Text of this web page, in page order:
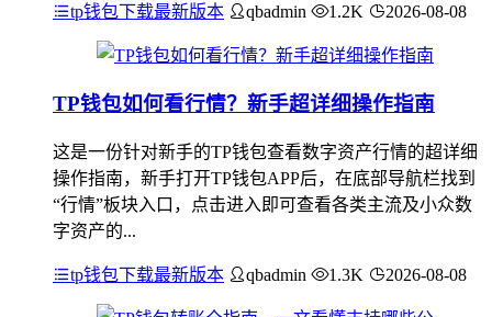
tp钱包下载最新版本 qbadmin 1.2K 2026-08-08
TP钱包如何看行情？新手超详细操作指南
这是一份针对新手的TP钱包查看数字资产行情的超详细
操作指南，新手打开TP钱包APP后，在底部导航栏找到
“行情”板块入口，点击进入即可查看各类主流及小众数
字资产的...
tp钱包下载最新版本 qbadmin 1.3K 2026-08-08